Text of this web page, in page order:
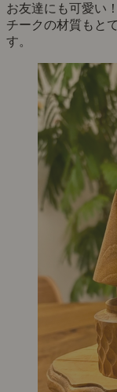
お友達にも可愛い
チークの材質もと
す。